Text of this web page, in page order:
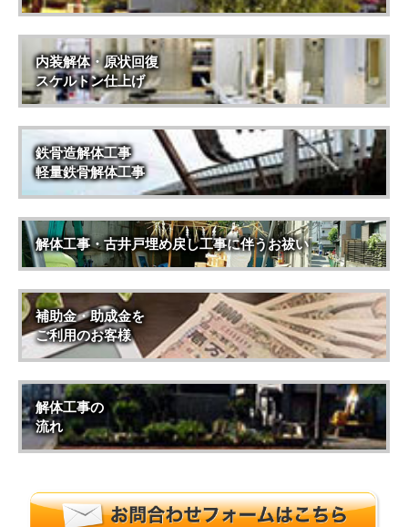
内装解体・原状回復
スケルトン仕上げ
鉄骨造解体工事
軽量鉄骨解体工事
解体工事・古井戸埋め戻し工事に伴うお祓い
補助金・助成金を
ご利用のお客様
解体工事の
流れ